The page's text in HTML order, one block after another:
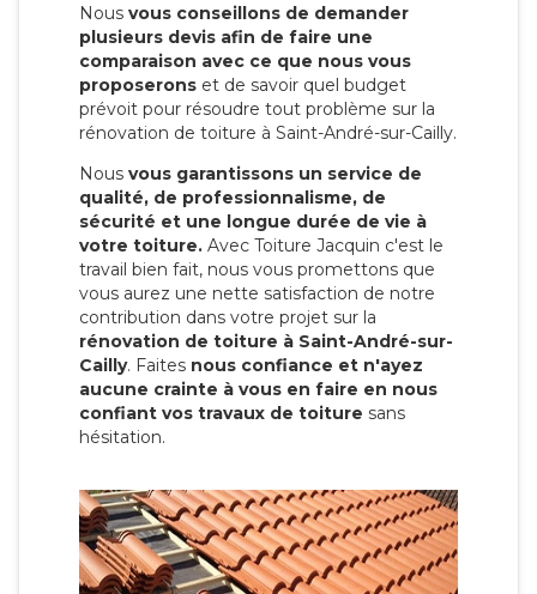
Nous vous conseillons de demander
plusieurs devis afin de faire une
comparaison avec ce que nous vous
proposerons et de savoir quel budget
prévoit pour résoudre tout problème sur la
rénovation de toiture à Saint-André-sur-Cailly.
Nous vous garantissons un service de
qualité, de professionnalisme, de
sécurité et une longue durée de vie à
votre toiture. Avec Toiture Jacquin c'est le
travail bien fait, nous vous promettons que
vous aurez une nette satisfaction de notre
contribution dans votre projet sur la
rénovation de toiture à Saint-André-sur-
Cailly. Faites nous confiance et n'ayez
aucune crainte à vous en faire en nous
confiant vos travaux de toiture sans
hésitation.